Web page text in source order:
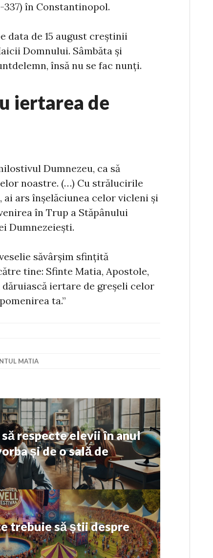
în Constantinopol.
data de 15 august creștinii
Domnului. Sâmbăta și
însă nu se fac nunți.
iertarea de
Dumnezeu, ca să
noastre. (…) Cu strălucirile
ars înşelăciunea celor vicleni şi
în Trup a Stăpânului
Dumnezeieşti.
săvârşim sfinţită
tine: Sfinte Matia, Apostole,
iertare de greşeli celor
ta.”
MATIA
respecte elevii în anul
și de o sală de
trebuie să știi despre